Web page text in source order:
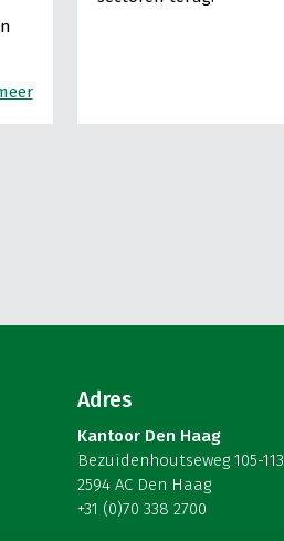
Adres
Kantoor Den Haag
Bezuidenhoutseweg 105-113
2594 AC Den Haag
+31 (0)70 338 2700